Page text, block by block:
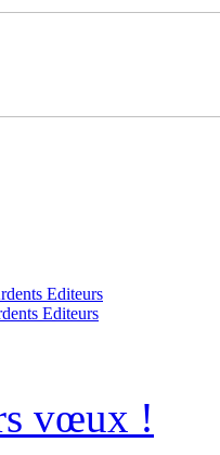
vœux !